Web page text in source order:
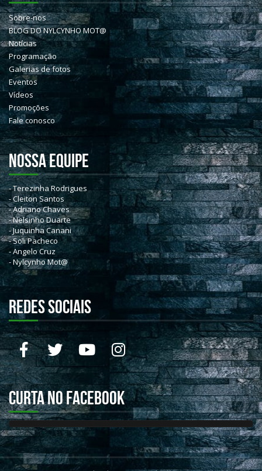
Sobre-nos
BLOG DO NYLCYNHO MOT@
Notícias
Programação
Galerias de fotos
Eventos
Vídeos
Promoções
Fale conosco
NOSSA EQUIPE
- Terezinha Rodrigues
- Cleiton Santos
- Adriano Chaves
- Nelsinho Duarte
- Juquinha Canani
- Soli Pacheco
- Angelo Cruz
- Nylcynho Mot@
REDES SOCIAIS
Curta no Facebook